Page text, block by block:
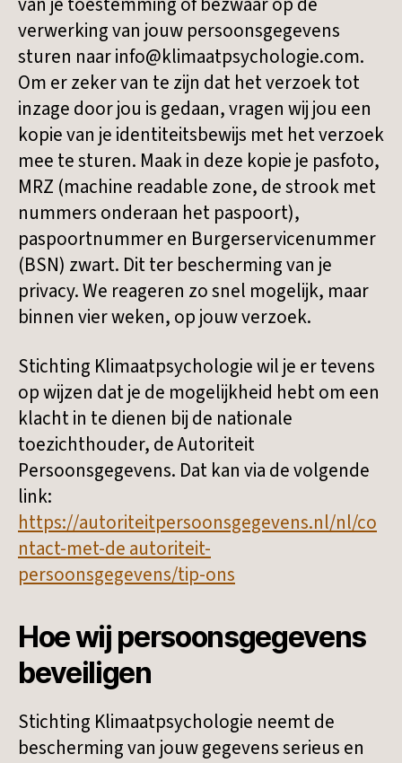
verwerking van jouw persoonsgegevens
sturen naar info@klimaatpsychologie.com.
Om er zeker van te zijn dat het verzoek tot
inzage door jou is gedaan, vragen wij jou een
kopie van je identiteitsbewijs met het verzoek
mee te sturen. Maak in deze kopie je pasfoto,
MRZ (machine readable zone, de strook met
nummers onderaan het paspoort),
paspoortnummer en Burgerservicenummer
(BSN) zwart. Dit ter bescherming van je
privacy. We reageren zo snel mogelijk, maar
binnen vier weken, op jouw verzoek.
Stichting Klimaatpsychologie wil je er tevens
op wijzen dat je de mogelijkheid hebt om een
klacht in te dienen bij de nationale
toezichthouder, de Autoriteit
Persoonsgegevens. Dat kan via de volgende
link:
https://autoriteitpersoonsgegevens.nl/nl/co
ntact-met-de autoriteit-
persoonsgegevens/tip-ons
Hoe wij persoonsgegevens
beveiligen
Stichting Klimaatpsychologie neemt de
bescherming van jouw gegevens serieus en